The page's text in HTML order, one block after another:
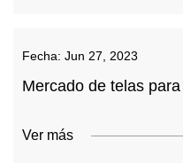
Fecha: Jun 27, 2023
Mercado de telas
Ver más